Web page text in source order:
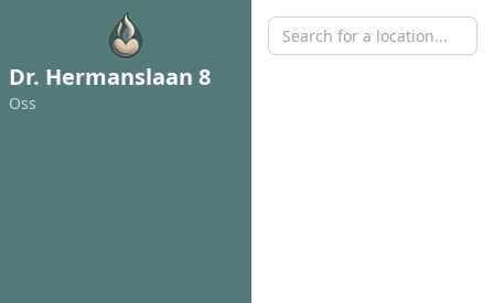
Dr. Hermanslaan 8
Oss